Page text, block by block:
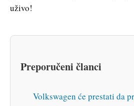
uživo!
Preporučeni članci
Volkswagen će prestati da